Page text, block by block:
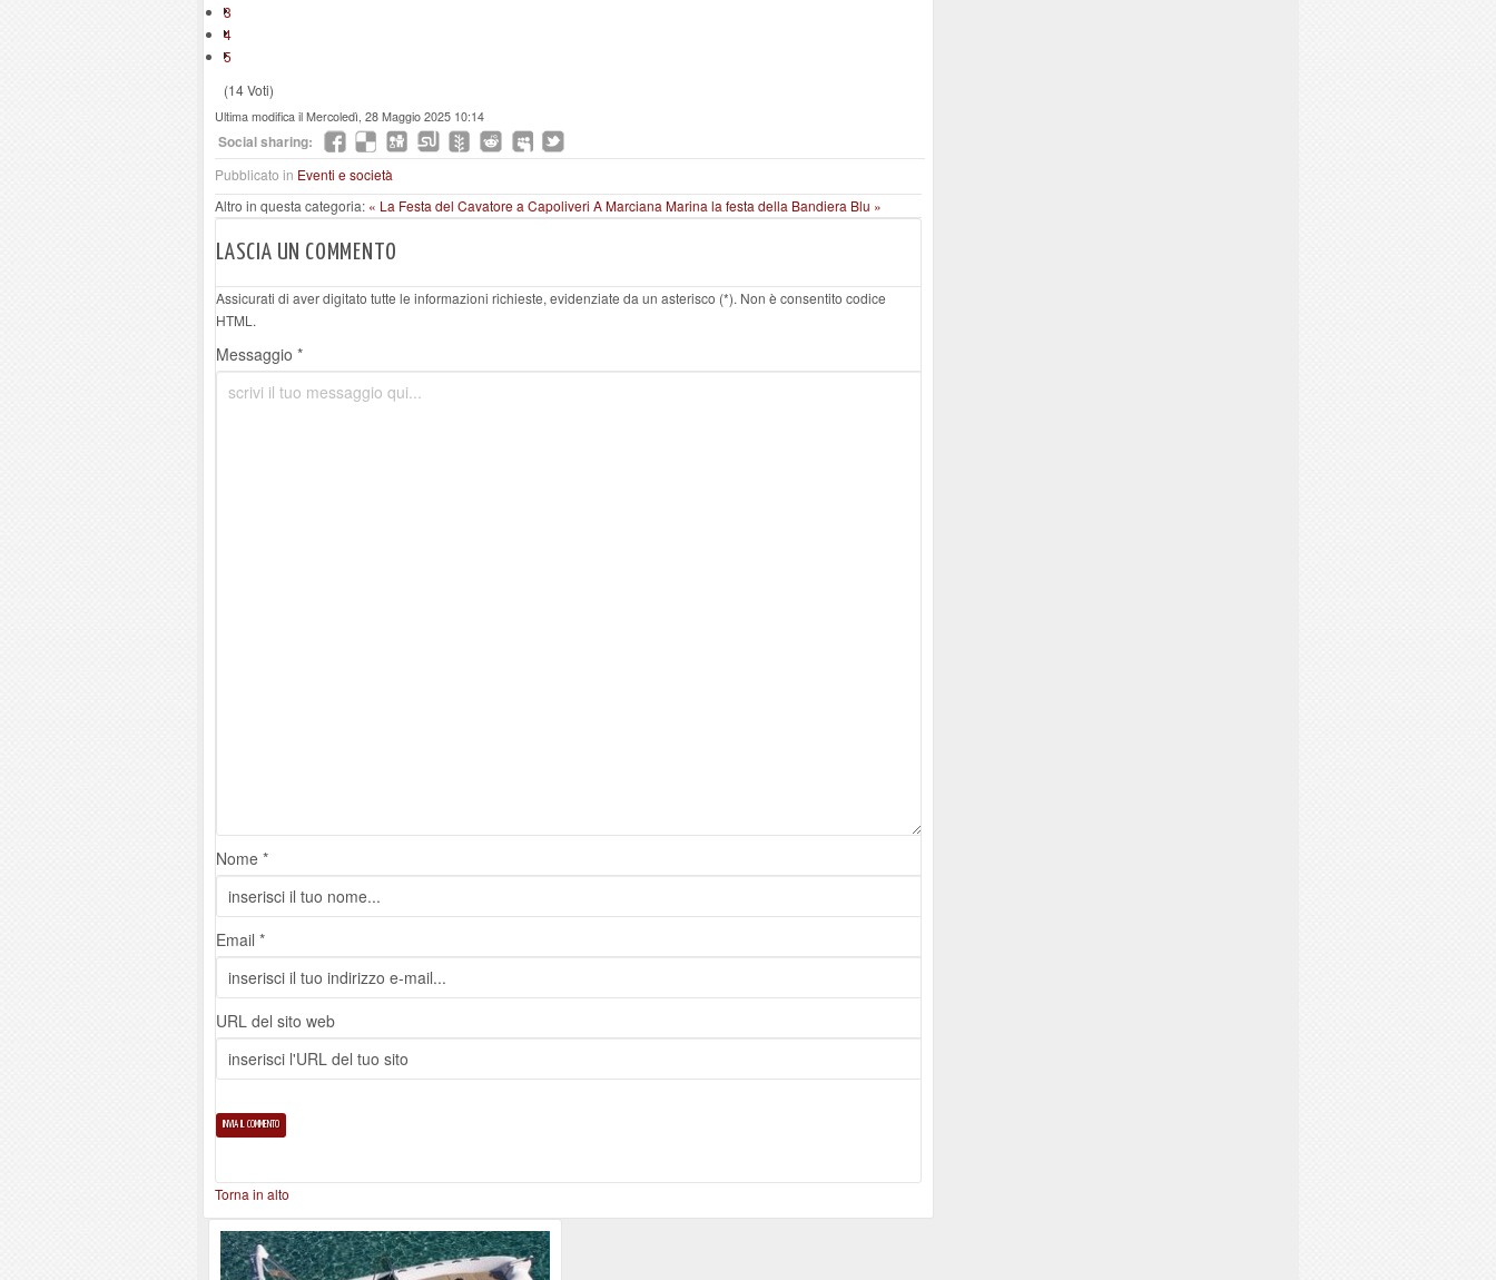
3
4
5
(14 Voti)
Ultima modifica il Mercoledì, 28 Maggio 2025 10:14
Social sharing:
Pubblicato in Eventi e società
Altro in questa categoria: « La Festa del Cavatore a Capoliveri A Marciana Marina la festa della Bandiera Blu »
LASCIA UN COMMENTO
Assicurati di aver digitato tutte le informazioni richieste, evidenziate da un asterisco (*). Non è consentito codice
HTML.
Messaggio *
Nome *
Email *
URL del sito web
Torna in alto